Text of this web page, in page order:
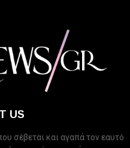
US
σέβεται και αγαπά τον εαυτό